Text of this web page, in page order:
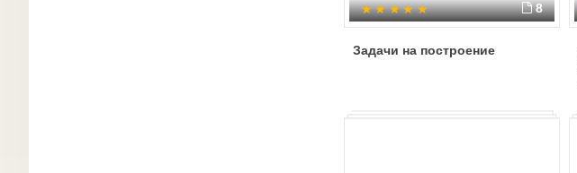
8
Задачи на построение